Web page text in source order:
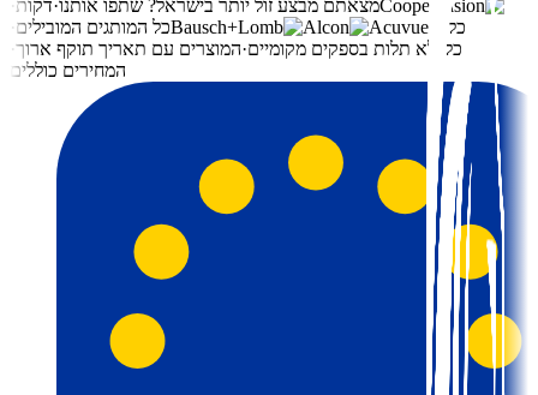
דקות· מצאתם מבצע זול יותר בישראל? שתפו אותנו·
כל המותגים המובילים·
כל
המוצרים עם תאריך תוקף ארוך· ללא תלות בספקים מקומיים·
כל
המחירים כוללים